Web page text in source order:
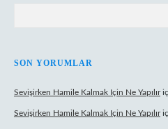
SON YORUMLAR
Sevişirken Hamile Kalmak Için Ne Yapılır
Sevişirken Hamile Kalmak Için Ne Yapılır